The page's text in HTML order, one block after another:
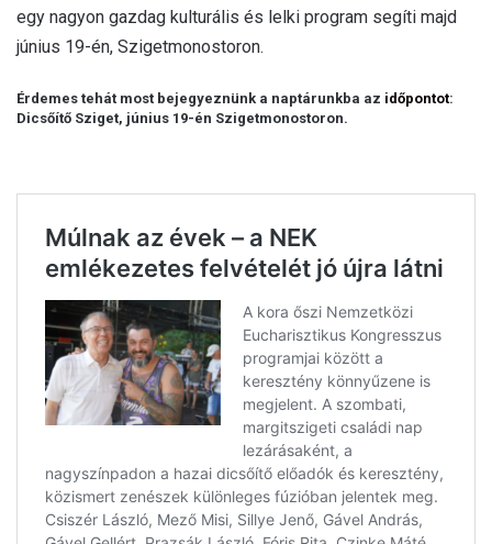
egy nagyon gazdag kulturális és lelki program segíti majd
június 19-én, Szigetmonostoron.
Érdemes tehát most bejegyeznünk a naptárunkba az időpontot:
Dicsőítő Sziget, június 19-én Szigetmonostoron.